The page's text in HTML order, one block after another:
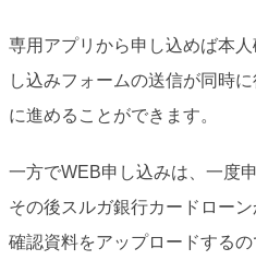
専用アプリから申し込めば本
し込みフォームの送信が同時
に進めることができます。
一方でWEB申し込みは、一度
その後スルガ銀行カードロー
確認資料をアップロードするの